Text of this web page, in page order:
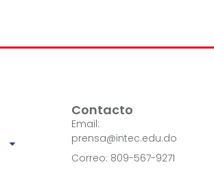
Contacto
Email:
prensa@intec.edu.do
Correo: 809-567-9271